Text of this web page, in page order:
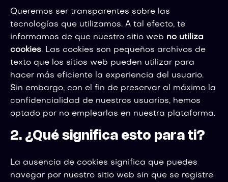
Queremos ser transparentes sobre las
tecnologías que utilizamos. A tal efecto, te
informamos de que nuestro sitio web no utiliza
cookies. Las cookies son pequeños archivos de
texto que los sitios web pueden utilizar para
hacer más eficiente la experiencia del usuario.
Sin embargo, con el fin de preservar al máximo la
confidencialidad de nuestros usuarios, hemos
optado por no emplearlas en nuestra plataforma.
2. ¿Qué significa esto para ti?
La ausencia de cookies significa que puedes
navegar por nuestro sitio web sin que se registre